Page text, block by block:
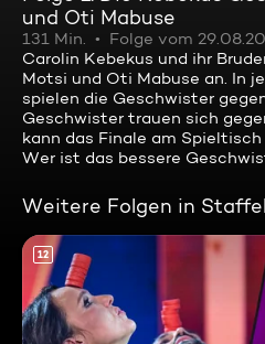
und Oti Mabuse
131 Min. Folge vom
Carolin Kebekus und ihr
Motsi und Oti Mabuse an. In
spielen die Geschwister
Geschwister trauen sich
kann das Finale am
Wer ist das bessere
Weitere Folgen in
12